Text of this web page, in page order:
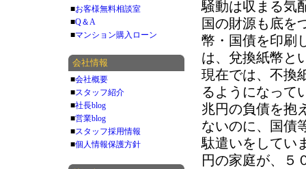
騒動は収まる気
国の財源も底を
幣・国債を印刷
は、兌換紙幣と
現在では、不換
るようになって
兆円の負債を抱
ないのに、国債
駄遣いをしてい
円の家庭が、５
■お客様無料相談室
■Q＆A
■マンション購入ローン
会社情報
■会社概要
■スタッフ紹介
■社長blog
■営業blog
■スタッフ採用情報
■個人情報保護方針